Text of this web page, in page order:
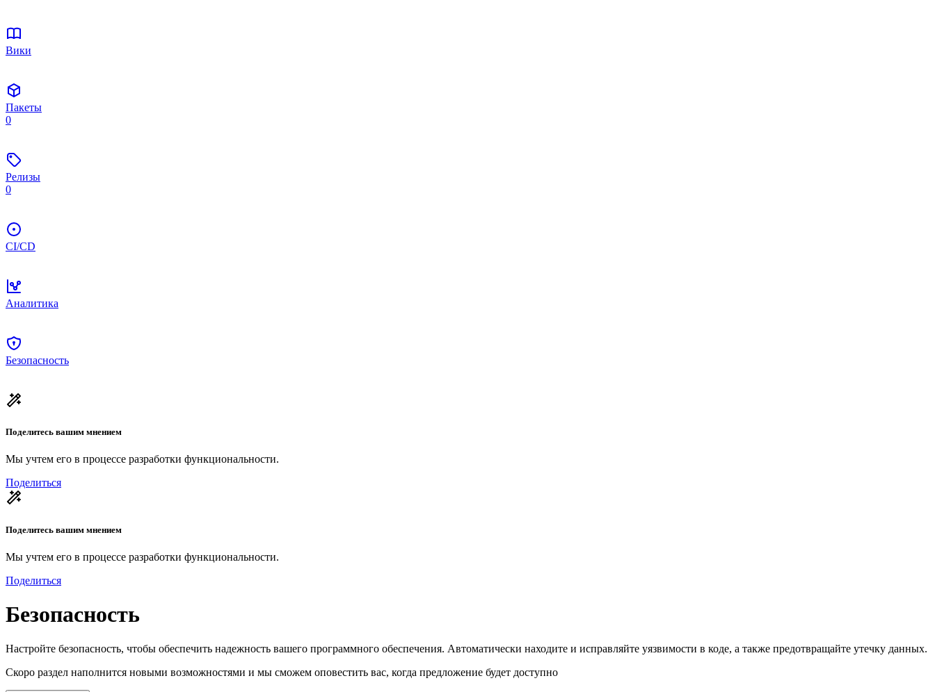
Вики
Пакеты
0
Релизы
0
CI/CD
Аналитика
Безопасность
Поделитесь вашим мнением
Мы учтем его в процессе разработки функциональности.
Поделиться
Поделитесь вашим мнением
Мы учтем его в процессе разработки функциональности.
Поделиться
Безопасность
Настройте безопасность, чтобы обеспечить надежность вашего программного обеспечения. Автоматически находите и исправляйте уязвимости в коде, а также предотвращайте утечку данных.
Скоро раздел наполнится новыми возможностями и мы сможем оповестить вас, когда предложение будет доступно